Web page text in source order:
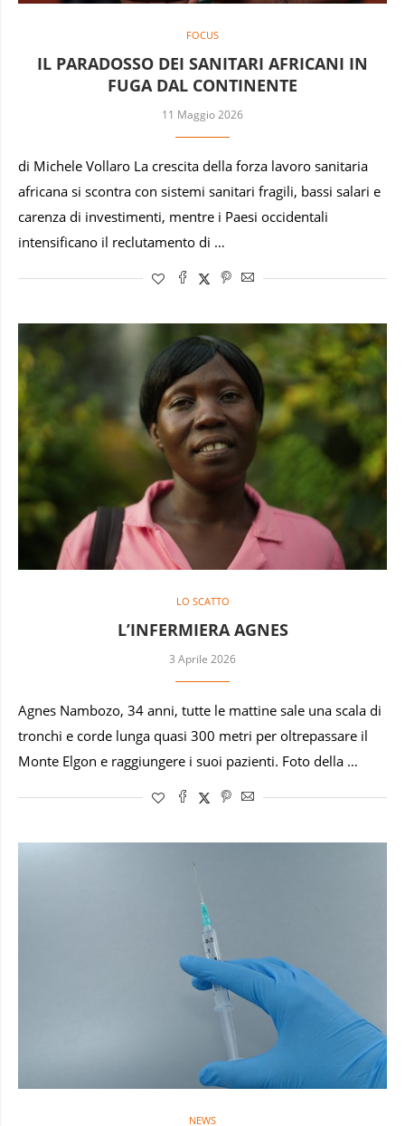
FOCUS
IL PARADOSSO DEI SANITARI AFRICANI IN
FUGA DAL CONTINENTE
11 Maggio 2026
di Michele Vollaro La crescita della forza lavoro sanitaria
africana si scontra con sistemi sanitari fragili, bassi salari e
carenza di investimenti, mentre i Paesi occidentali
intensificano il reclutamento di …
LO SCATTO
L’INFERMIERA AGNES
3 Aprile 2026
Agnes Nambozo, 34 anni, tutte le mattine sale una scala di
tronchi e corde lunga quasi 300 metri per oltrepassare il
Monte Elgon e raggiungere i suoi pazienti. Foto della …
NEWS